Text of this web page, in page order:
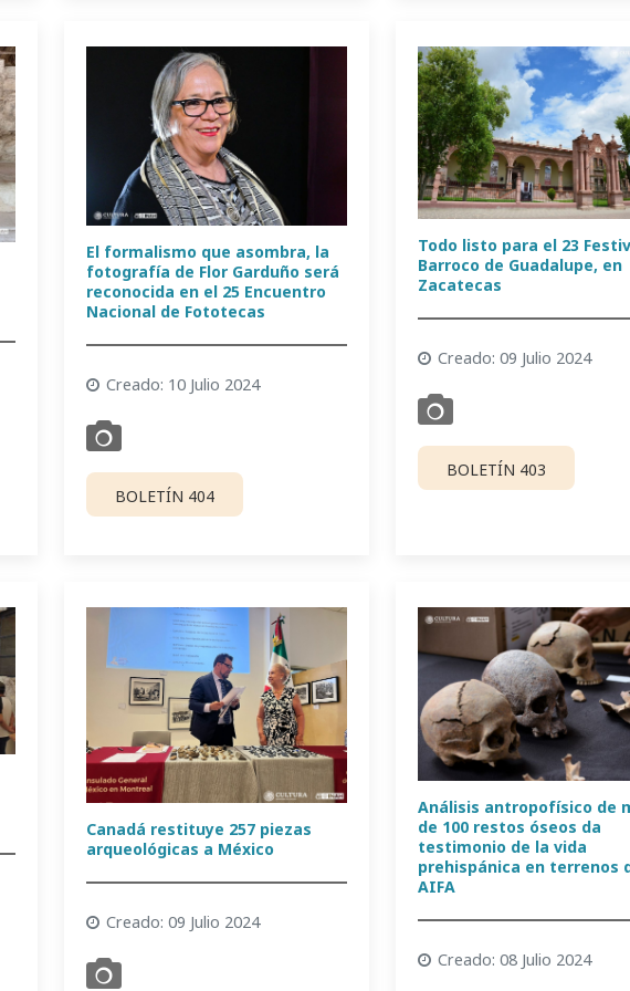
El formalismo que asombra, la
fotografía de Flor Garduño será
reconocida en el 25 Encuentro
Nacional de Fototecas
Creado: 10 Julio 2024
BOLETÍN 404
Todo listo para el 23
Barroco de Guadalupe, en
Zacatecas
Creado: 09 Julio 2024
BOLETÍN 403
Canadá restituye 257 piezas
arqueológicas a México
Creado: 09 Julio 2024
Análisis antropofísico de
de 100 restos óseos da
testimonio de la vida
prehispánica en terrenos
AIFA
Creado: 08 Julio 2024